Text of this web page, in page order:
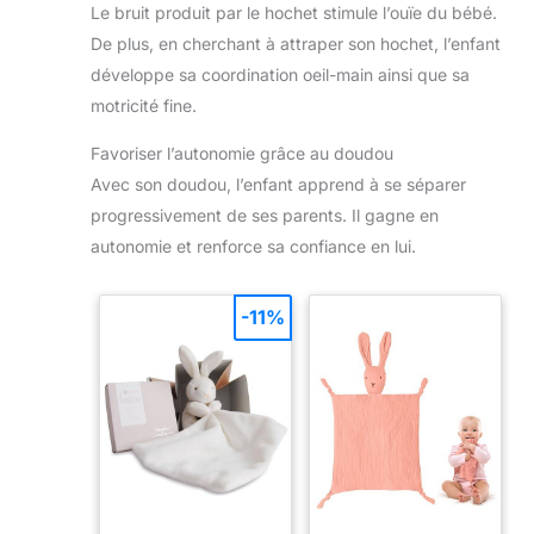
nous – réponse sous 24h
avec solution adaptée.
saturation, couleurs douces, adaptées à tous les
styles de chambre d'enfant, conviennent aux garçons
et aux filles. Jouet bebe 6 mois fille. Cadeau
de dentition et hochets, avec une boîte de rangement
de haute qualité, facile à organiser et adaptée aux
nouveau-nés. Cadeau naissance. Cadeau bebe fille.
Le bruit produit par le hochet stimule l’ouïe du bébé.
De plus, en cherchant à attraper son hochet, l’enfant
développe sa coordination oeil-main ainsi que sa
motricité fine.
Favoriser l’autonomie grâce au doudou
Avec son doudou, l’enfant apprend à se séparer
progressivement de ses parents. Il gagne en
autonomie et renforce sa confiance en lui.
-11%